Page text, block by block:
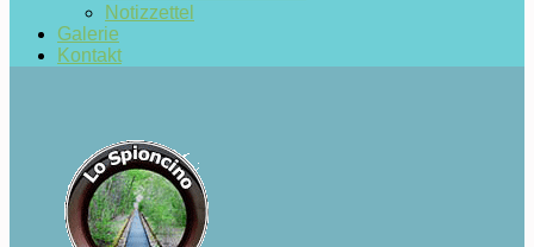
Notizzettel
Galerie
Kontakt